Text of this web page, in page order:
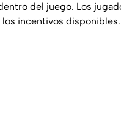
del juego. Los
incentivos disponibles.